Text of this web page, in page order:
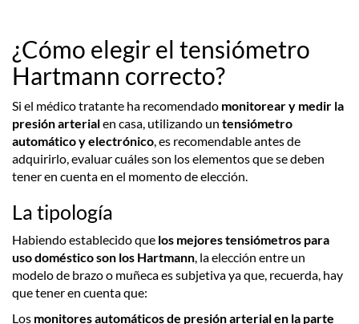
¿Cómo elegir el tensiómetro
Hartmann correcto?
Si el médico tratante ha recomendado monitorear y medir la
presión arterialen casa, utilizando un tensiómetro
automático y electrónico , es recomendable antes de
adquirirlo, evaluar cuáles son los elementos que se deben
tener en cuenta en el momento de elección.
La tipología
Habiendo establecido que los mejores tensiómetros para
uso doméstico son los Hartmann , la elección entre un
modelo de brazo o muñeca es subjetiva ya que, recuerda, hay
que tener en cuenta que:
Los monitores automáticos de presión arterialen la parte